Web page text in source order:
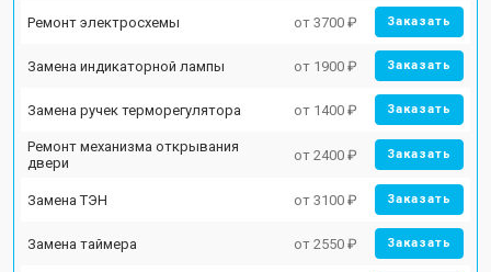
Ремонт электросхемы от 3700 ₽ Заказать
Замена индикаторной лампы от 1900 ₽ Заказать
Замена ручек терморегулятора от 1400 ₽ Заказать
Ремонт механизма открывания
двери
от 2400 ₽ Заказать
Замена ТЭН от 3100 ₽ Заказать
Замена таймера от 2550 ₽ Заказать